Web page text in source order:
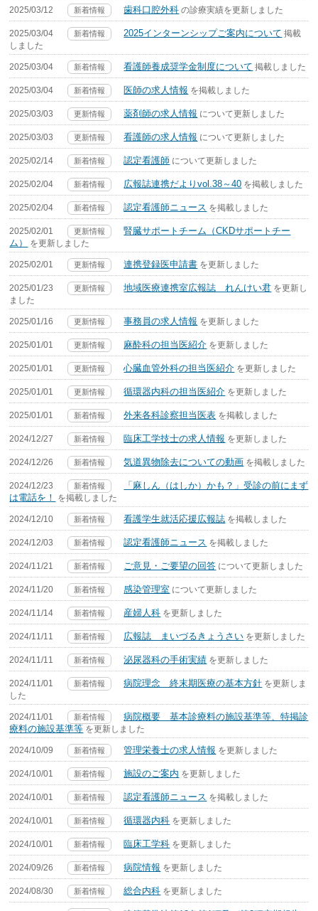
2025/03/12 新着情報 歯科口腔外科 の診療実績を更新しました
2025/03/04 新着情報 2025インターンシップご案内について 掲載
しました
2025/03/04 新着情報 看護師養成奨学金制度について 掲載しました
2025/03/04 新着情報 医師の求人情報 を掲載しました
2025/03/03 更新情報 薬剤師の求人情報 について更新しました
2025/03/03 更新情報 看護師の求人情報 について更新しました
2025/02/14 新着情報 認定看護師 について更新しました
2025/02/04 新着情報 広報誌連携だよりvol.38～40 を掲載しました
2025/02/04 新着情報 認定看護師ニュース を掲載しました
2025/02/01 更新情報
腎臓サポートチーム（CKDサポートチー
ム）
を更新しました
2025/02/01 更新情報 連携登録医申請書 を更新しました
2025/01/23 更新情報 地域医療連携室広報誌 れんけい君 を更新し
ました
2025/01/16 更新情報 事務員の求人情報 を更新しました
2025/01/01 更新情報 麻酔科の担当医紹介 を更新しました
2025/01/01 更新情報 心臓血管外科の担当医紹介 を更新しました
2025/01/01 更新情報 循環器内科の担当医紹介 を更新しました
2025/01/01 新着情報 外来各科診察担当医表 を掲載しました
2024/12/27 新着情報 臨床工学技士の求人情報 を更新しました
2024/12/26 新着情報 気道異物除去についての動画 を掲載しました
2024/12/23 新着情報
「麻しん（はしか）かも？」受診の前にまず
は電話を！
を掲載しました
2024/12/10 新着情報 看護学生就活応援広報誌 を掲載しました
2024/12/03 新着情報 認定看護師ニュース を掲載しました
2024/11/21 新着情報 ご意見・ご要望の回答 について更新しました
2024/11/20 新着情報 感染管理室 について更新しました
2024/11/14 新着情報 産婦人科 を更新しました
2024/11/11 新着情報 広報誌 まいづるきょうさい を更新しました
2024/11/11 新着情報 泌尿器科の手術実績 を更新しました
2024/11/01 新着情報 病院理念 終末期医療の基本方針 を更新しま
した
2024/11/01 新着情報
病院概要 基本診療料の施設基準等、特掲診
療料の施設基準等 を更新しました
2024/10/09 新着情報 管理栄養士の求人情報 を更新しました
2024/10/01 新着情報 施設のご案内 を更新しました
2024/10/01 新着情報 認定看護師ニュース を掲載しました
2024/10/01 新着情報 循環器内科 を更新しました
2024/10/01 新着情報 臨床工学科 を更新しました
2024/09/26 新着情報 病院情報 を更新しました
2024/08/30 新着情報 総合内科 を更新しました